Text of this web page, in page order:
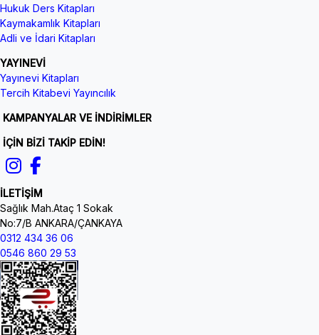
Hukuk Ders Kitapları
Kaymakamlık Kitapları
Adli ve İdari Kitapları
YAYINEVİ
Yayınevi Kitapları
Tercih Kitabevi Yayıncılık
KAMPANYALAR VE İNDİRİMLER
İÇİN BİZİ TAKİP EDİN!
İLETİŞİM
Sağlık Mah.Ataç 1 Sokak
No:7/B ANKARA/ÇANKAYA
0312 434 36 06
0546 860 29 53